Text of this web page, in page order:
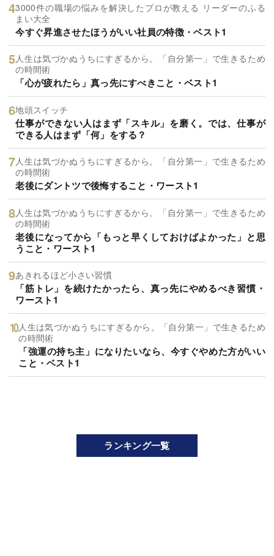
3000件の職場の悩みを解決したプロが教える リーダーのふる
まい大全
今すぐ昇進させたほうがいい社員の特徴・ベスト1
人生は気づかぬうちにすぎるから。「自分第一」で生きるため
の時間術
「心が疲れたら」真っ先にすべきこと・ベスト1
地頭スイッチ
仕事ができない人はまず「スキル」を磨く。では、仕事が
できる人はまず「何」をする？
人生は気づかぬうちにすぎるから。「自分第一」で生きるため
の時間術
老後にダントツで後悔すること・ワースト1
人生は気づかぬうちにすぎるから。「自分第一」で生きるため
の時間術
老後になってから「もっと早くしておけばよかった」と思
うこと・ワースト1
あきれるほど小さい習慣
「筋トレ」を続けたかったら、真っ先にやめるべき習慣・
ワースト1
人生は気づかぬうちにすぎるから。「自分第一」で生きるため
の時間術
「強運の持ち主」になりたいなら、今すぐやめた方がいい
こと・ベスト1
ランキング一覧